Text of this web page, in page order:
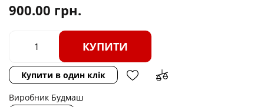
900.00 грн.
КУПИТИ
Купити в один клік
Виробник Будмаш